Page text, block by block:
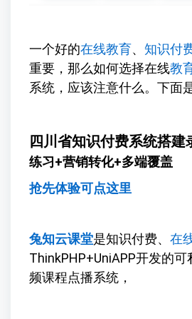
一个好的在线教育、 知识付
重要，那么如何选择在线教
系统，应该注意什么。下面
四川省知识付费系统搭建
练习+营销转化+多端覆盖
抢先体验可点这里
兔知云课堂是知识付费、 在
ThinkPHP+UniAPP开发的
频课程点播系统，